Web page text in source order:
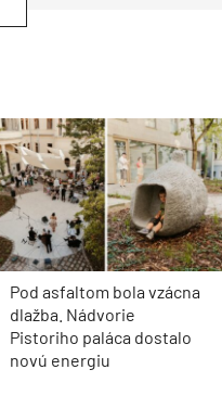
Pod asfaltom bola vzácna
dlažba. Nádvorie
Pistoriho paláca dostalo
novú energiu